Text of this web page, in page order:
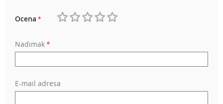
Ocena
Nadimak
E-mail adresa